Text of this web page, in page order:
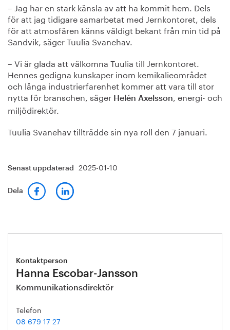
– Jag har en stark känsla av att ha kommit hem. Dels
för att jag tidigare samarbetat med Jernkontoret, dels
för att atmosfären känns väldigt bekant från min tid på
Sandvik, säger Tuulia Svanehav.
– Vi är glada att välkomna Tuulia till Jernkontoret.
Hennes gedigna kunskaper inom kemikalieområdet
och långa industrierfarenhet kommer att vara till stor
nytta för branschen, säger Helén Axelsson, energi- och
miljödirektör.
Tuulia Svanehav tillträdde sin nya roll den 7 januari.
Senast uppdaterad 2025-01-10
Dela
Kontaktperson
Hanna Escobar-Jansson
Kommunikationsdirektör
Telefon
08 679 17 27